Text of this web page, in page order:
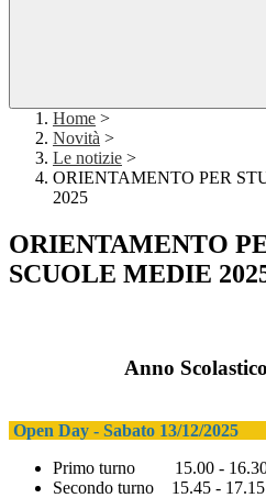
Home >
Novità >
Le notizie >
ORIENTAMENTO PER
2025
ORIENTAMENTO
SCUOLE MEDIE
Anno
Open Day - Sabato 13/12/2025
Primo turno 15.00 -
Secondo turno 15.45 - 17.15